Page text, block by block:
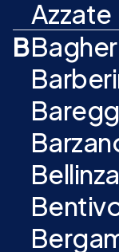
Azzate
B